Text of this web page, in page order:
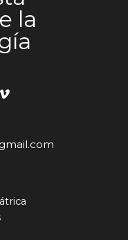
de su
del tiempo que
piedra del
durante décadas.
de un proyecto
innovación, la
al mercado. El
con la vocación
un motor de
y servicio
la